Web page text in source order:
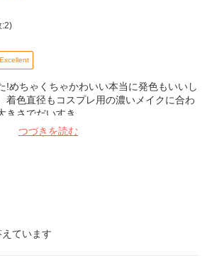
:2)
!めちゃくちゃかわいい本当に発色もいいし
着色直径もコスプレ用の濃いメイクに合わ
きさでだいすき
つづきを読む
ています